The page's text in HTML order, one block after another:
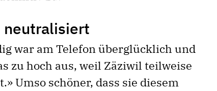
neutralisiert
war am Telefon überglücklich und
zu hoch aus, weil Zäziwil teilweise
Umso schöner, dass sie diesem